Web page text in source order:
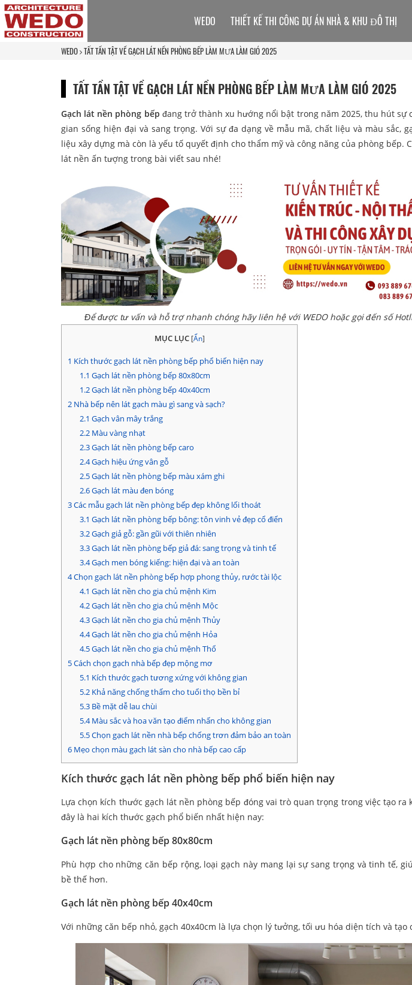
WEDO TẤT TẦN TẬT VỀ GẠCH LÁT NỀN PHÒNG BẾP LÀM MƯA LÀM GIÓ 2025
TẤT TẦN TẬT VỀ GẠCH LÁT NỀN PHÒNG BẾP LÀM MƯA LÀM GIÓ 2025
Gạch lát nền phòng bếp đang trở thành xu hướng nổi bật trong năm 2025, thu hút sự
gian sống hiện đại và sang trọng. Với sự đa dạng về mẫu mã, chất liệu và màu sắc,
liệu xây dựng mà còn là yếu tố quyết định cho thẩm mỹ và công năng của phòng bếp.
lát nền ấn tượng trong bài viết sau nhé!
Để được tư vấn và hỗ trợ nhanh chóng hãy liên hệ với WEDO hoặc gọi đến số
MỤC LỤC [Ẩn]
1 Kích thước gạch lát nền phòng bếp phổ biến hiện nay
1.1 Gạch lát nền phòng bếp 80x80cm
1.2Gạch lát nền phòng bếp 40x40cm
2 Nhà bếp nên lát gạch màu gì sang và sạch?
2.1 Gạch vân mây trắng
2.2Màu vàng nhạt
2.3Gạch lát nền phòng bếp caro
2.4Gạch hiệu ứng vân gỗ
2.5Gạch lát nền phòng bếp màu xám ghi
2.6Gạch lát màu đen bóng
3Các mẫu gạch lát nền phòng bếp đẹp không lối thoát
3.1 Gạch lát nền phòng bếp bông: tôn vinh vẻ đẹp cổ điển
3.2Gạch giả gỗ: gần gũi với thiên nhiên
3.3Gạch lát nền phòng bếp giả đá: sang trọng và tinh tế
3.4Gạch men bóng kiếng: hiện đại và an toàn
4Chọn gạch lát nền phòng bếp hợp phong thủy, rước tài lộc
4.1 Gạch lát nền cho gia chủ mệnh Kim
4.2Gạch lát nền cho gia chủ mệnh Mộc
4.3Gạch lát nền cho gia chủ mệnh Thủy
4.4Gạch lát nền cho gia chủ mệnh Hỏa
4.5Gạch lát nền cho gia chủ mệnh Thổ
5Cách chọn gạch nhà bếp đẹp mộng mơ
5.1 Kích thước gạch tương xứng với không gian
5.2Khả năng chống thấm cho tuổi thọ bền bỉ
5.3Bề mặt dễ lau chùi
5.4Màu sắc và hoa văn tạo điểm nhấn cho không gian
5.5Chọn gạch lát nền nhà bếp chống trơn đảm bảo an toàn
6 Mẹo chọn màu gạch lát sàn cho nhà bếp cao cấp
Kích thước gạch lát nền phòng bếp phổ biến hiện nay
Lựa chọn kích thước gạch lát nền phòng bếp đóng vai trò quan trọng trong việc tạo
đây là hai kích thước gạch phổ biến nhất hiện nay:
Gạch lát nền phòng bếp 80x80cm
Phù hợp cho những căn bếp rộng, loại gạch này mang lại sự sang trọng và tinh tế,
bề thế hơn.
Gạch lát nền phòng bếp 40x40cm
Với những căn bếp nhỏ, gạch 40x40cm là lựa chọn lý tưởng, tối ưu hóa diện tích và tạo
WEDO THIẾT KẾ THI CÔNG DỰ ÁN NHÀ & KHU ĐÔ THỊ